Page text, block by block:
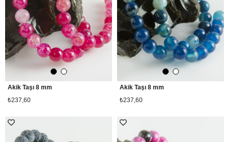
Akik Taşı 8 mm
₺237,60
Akik Taşı 8 mm
₺237,60